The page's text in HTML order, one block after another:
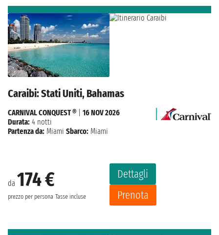
Caraibi: Stati Uniti, Bahamas
da 174 €
prezzo per persona Tasse incluse
Dettagli
Prenota
CARNIVAL CONQUEST ®
16 NOV 2026
Durata: 4 notti
Partenza da: Miami Sbarco: Miami